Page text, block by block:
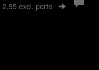
2,95 excl. porto